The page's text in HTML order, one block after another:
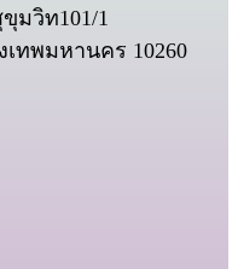
มวิท101/1
ทพมหานคร 10260